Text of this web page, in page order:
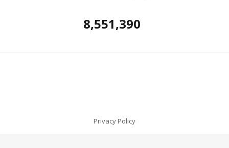
8,551,390
Privacy Policy